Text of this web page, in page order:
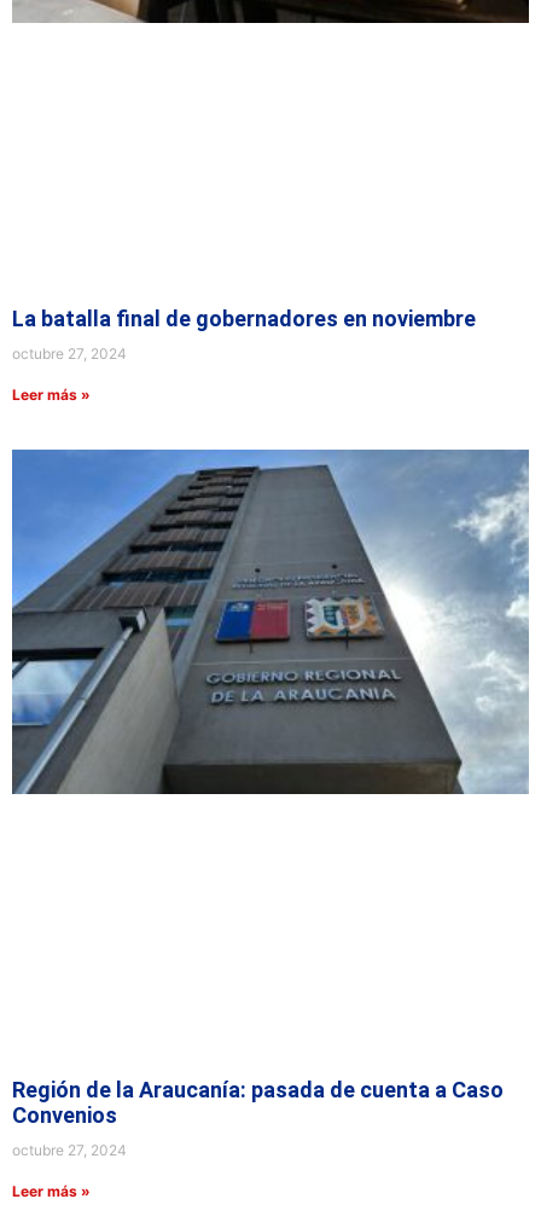
La batalla final de gobernadores en noviembre
octubre 27, 2024
Leer más »
Región de la Araucanía: pasada de cuenta a Caso
Convenios
octubre 27, 2024
Leer más »